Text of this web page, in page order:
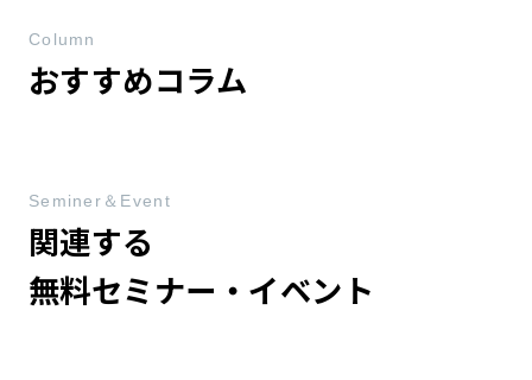
おすすめコラム
Column
関連する
無料セミナー・イベント
Seminer＆Event